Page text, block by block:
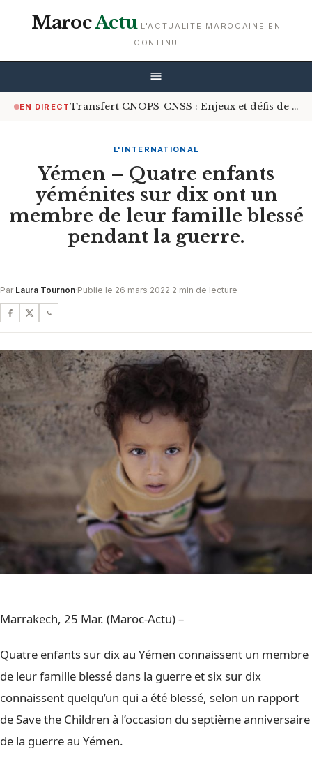
MarocActu L'ACTUALITE MAROCAINE EN
CONTINU
EN DIRECT Transfert CNOPS-CNSS : Enjeux et défis de la couverture médicale universelle
L'INTERNATIONAL
Yémen – Quatre enfants
yéménites sur dix ont un
membre de leur famille blessé
pendant la guerre.
Par Laura Tournon·Publie le 26 mars 2022·2 min de lecture
Marrakech, 25 Mar. (Maroc-Actu) –
Quatre enfants sur dix au Yémen connaissent un membre
de leur famille blessé dans la guerre et six sur dix
connaissent quelqu’un qui a été blessé, selon un rapport
de Save the Children à l’occasion du septième anniversaire
de la guerre au Yémen.